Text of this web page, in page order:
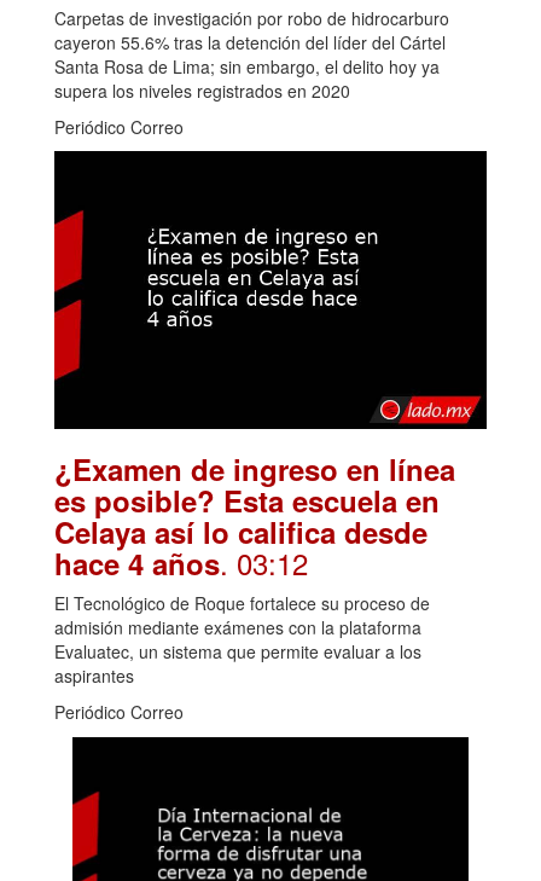
Carpetas de investigación por robo de hidrocarburo
cayeron 55.6% tras la detención del líder del Cártel
Santa Rosa de Lima; sin embargo, el delito hoy ya
supera los niveles registrados en 2020
Periódico Correo
¿Examen de ingreso en línea
es posible? Esta escuela en
Celaya así lo califica desde
hace 4 años. 03:12
El Tecnológico de Roque fortalece su proceso de
admisión mediante exámenes con la plataforma
Evaluatec, un sistema que permite evaluar a los
aspirantes
Periódico Correo